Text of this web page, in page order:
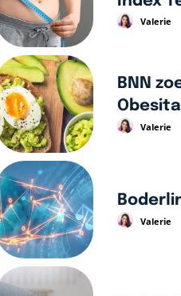
Valerie
BNN
Valerie
Valerie